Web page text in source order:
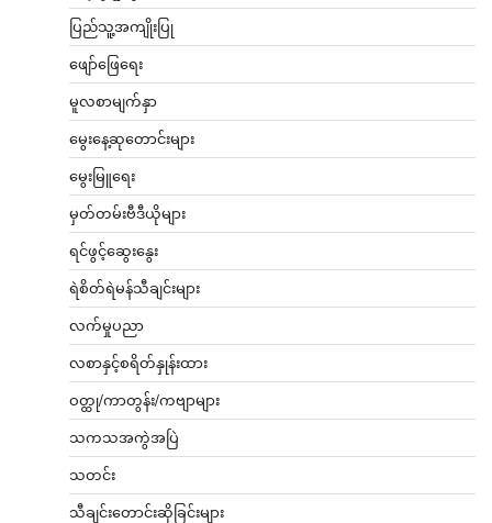
ပြည်သူ့အကျိုးပြု
ဖျော်ဖြေရေး
မူလစာမျက်နှာ
မွေးနေ့ဆုတောင်းများ
မွေးမြူရေး
မှတ်တမ်းဗီဒီယိုများ
ရင်ဖွင့်ဆွေးနွေး
ရဲစိတ်ရဲမန်သီချင်းများ
လက်မှုပညာ
လစာနှင့်စရိတ်နှုန်းထား
ဝတ္ထု/ကာတွန်း/ကဗျာများ
သကသအကွဲအပြဲ
သတင်း
သီချင်းတောင်းဆိုခြင်းများ